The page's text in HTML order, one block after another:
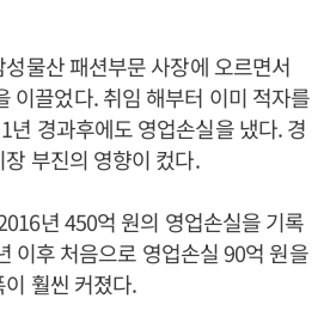
물산 패션부문 사장에 오르면서
이끌었다. 취임 해부터 이미 적자를
년 경과후에도 영업손실을 냈다. 경
부진의 영향이 컸다.
년 450억 원의 영업손실을 기록
이후 처음으로 영업손실 90억 원을
훨씬 커졌다.